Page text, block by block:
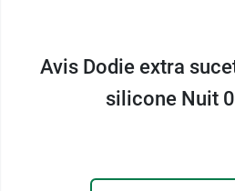
contenant pas de BPA ou de
Pour les bébés après 6 mois,
Motifs selon disponibilité.
Avis Dodie extra
silicone Nuit